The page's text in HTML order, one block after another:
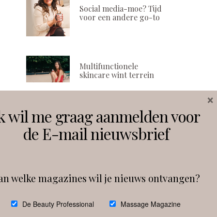
Social media-moe? Tijd
voor een andere go-to
Multifunctionele
skincare wint terrein
Volg ons
Follow on Instagram
wil me graag aanmelden voor
de E-mail nieuwsbrief
welke magazines wil je nieuws ontvangen?
De Beauty Professional Massage Magazine
×